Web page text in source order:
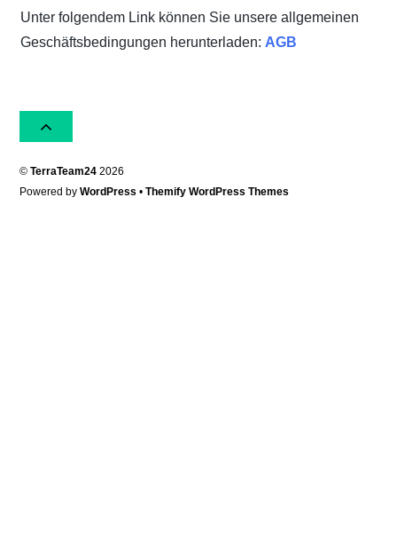
Unter folgendem Link können Sie unsere allgemeinen
Geschäftsbedingungen herunterladen: AGB
©TerraTeam24 2026
Powered byWordPress •Themify WordPress Themes